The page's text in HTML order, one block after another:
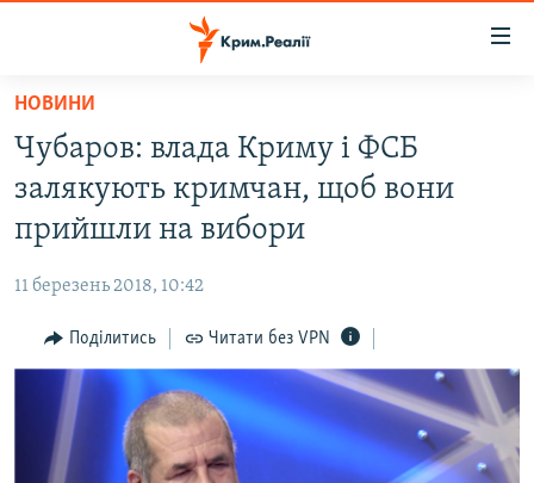
Перейти
основного
матеріалу
Перейти
до
основної
навігації
Перейти
до
пошуку
НОВИНИ
ВОДА.КРИМ
ВІДЕО ТА ФОТО
БЛОГИ
ПОГЛЯД
ІНТЕРВ'Ю
ВСЕ ЗА ДЕНЬ
СПЕЦПРОЕКТИ
НОВИНИ
Чубаров: влада Криму і ФСБ
залякують кримчан, щоб вони
прийшли на вибори
11 березень 2018, 10:42
Поділитись Читати без VPN